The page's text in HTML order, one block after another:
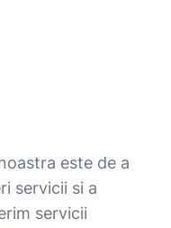
este de a
servicii si a
servicii